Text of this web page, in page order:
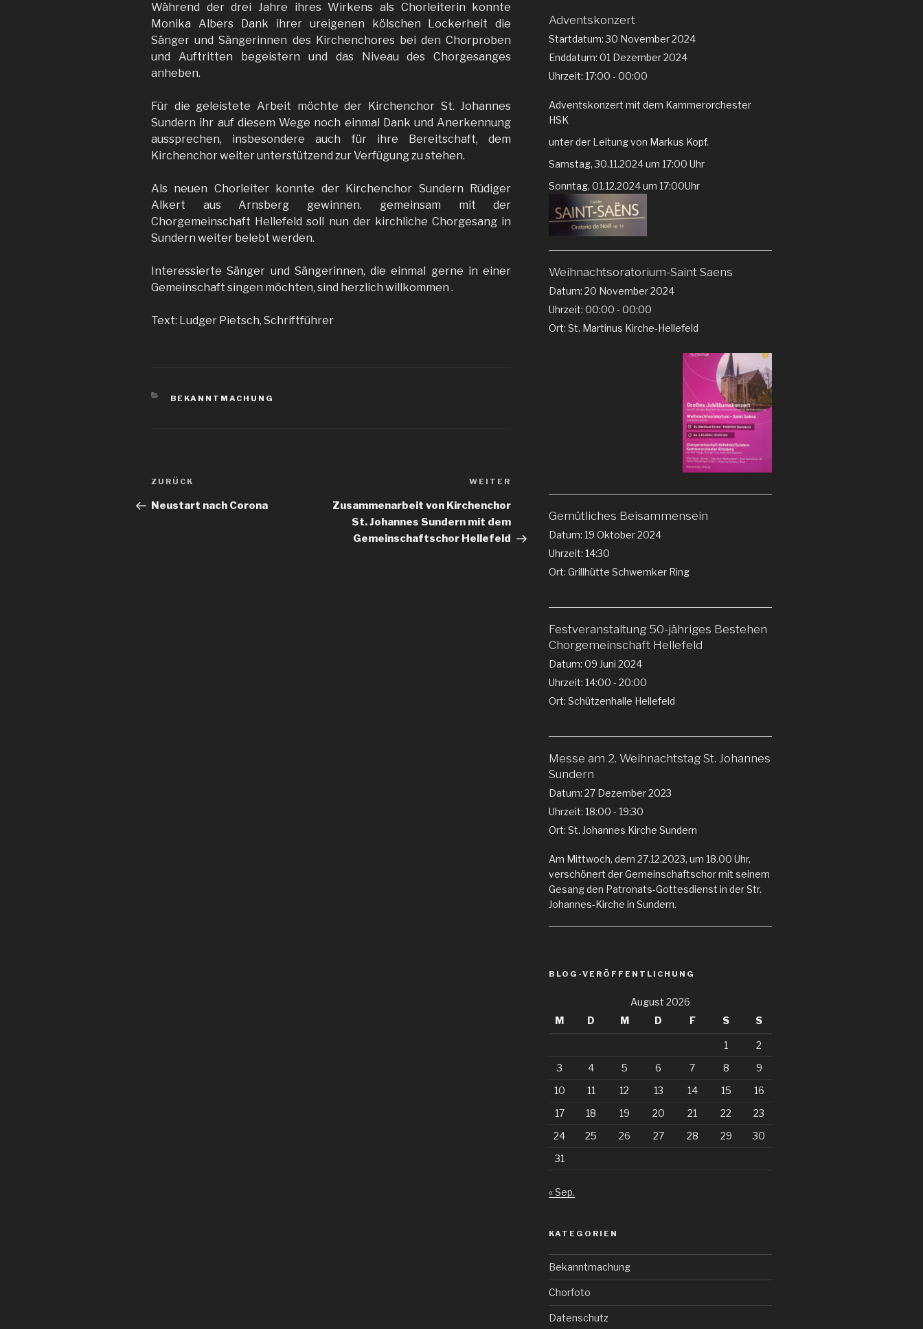
Während der drei Jahre ihres Wirkens als Chorleiterin konnte
Monika Albers Dank ihrer ureigenen kölschen Lockerheit die
Sänger und Sängerinnen des Kirchenchores bei den Chorproben
und Auftritten begeistern und das Niveau des Chorgesanges
anheben.
Für die geleistete Arbeit möchte der Kirchenchor St. Johannes
Sundern ihr auf diesem Wege noch einmal Dank und Anerkennung
aussprechen, insbesondere auch für ihre Bereitschaft, dem
Kirchenchor weiter unterstützend zur Verfügung zu stehen.
Als neuen Chorleiter konnte der Kirchenchor Sundern Rüdiger
Alkert aus Arnsberg gewinnen. gemeinsam mit der
Chorgemeinschaft Hellefeld soll nun der kirchliche Chorgesang in
Sundern weiter belebt werden.
Interessierte Sänger und Sängerinnen, die einmal gerne in einer
Gemeinschaft singen möchten, sind herzlich willkommen .
Text: Ludger Pietsch, Schriftführer
KATEGORIEN
BEKANNTMACHUNG
Beitragsnavigation
Vorheriger
ZURÜCK
Neustart nach Corona
Beitrag
WEITER
Zusammenarbeit von Kirchenchor
St. Johannes Sundern mit dem
Gemeinschaftschor Hellefeld
Adventskonzert
Startdatum:30 November 2024
Enddatum: 01 Dezember 2024
Uhrzeit: 17:00 - 00:00
Adventskonzert mit dem Kammerorchester
HSK
unter der Leitung von Markus Kopf.
Samstag, 30.11.2024 um 17:00 Uhr
Sonntag, 01.12.2024 um 17:00Uhr
Weihnachtsoratorium-Saint Saens
Datum: 20 November 2024
Uhrzeit: 00:00 - 00:00
Ort: St. Martinus Kirche-Hellefeld
Gemütliches Beisammensein
Datum: 19 Oktober 2024
Uhrzeit: 14:30
Ort: Grillhütte Schwemker Ring
Festveranstaltung 50-jähriges Bestehen
Chorgemeinschaft Hellefeld
Datum: 09 Juni 2024
Uhrzeit: 14:00 - 20:00
Ort: Schützenhalle Hellefeld
Messe am 2. Weihnachtstag St. Johannes
Sundern
Datum: 27 Dezember 2023
Uhrzeit: 18:00 - 19:30
Ort: St. Johannes Kirche Sundern
Am Mittwoch, dem 27.12.2023, um 18.00 Uhr,
verschönert der Gemeinschaftschor mit seinem
Gesang den Patronats-Gottesdienst in der Str.
Johannes-Kirche in Sundern.
BLOG-VERÖFFENTLICHUNG
August 2026
M
D M D F S S
1
2
3
4 5 6 7 8
9
10
11 12 13 14 15
16
17
18 19 20 21 22
23
24
25 26 27 28 29
30
31
« Sep.
KATEGORIEN
Bekanntmachung
Chorfoto
Datenschutz